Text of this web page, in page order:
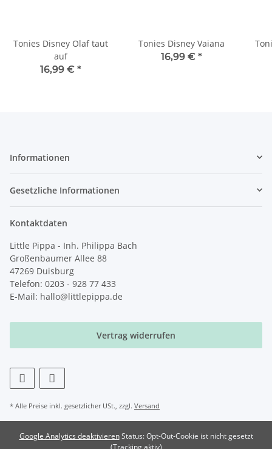
Tonies Disney Olaf taut
auf
16,99 € *
Tonies Disney Vaiana
16,99 € *
Informationen
Gesetzliche Informationen
Kontaktdaten
Little Pippa - Inh. Philippa Bach
Großenbaumer Allee 88
47269 Duisburg
Telefon: 0203 - 928 77 433
E-Mail: hallo@littlepippa.de
Vertrag widerrufen
* Alle Preise inkl. gesetzlicher USt., zzgl. Versand
Google Analytics deaktivieren Status: Opt-Out-Cookie ist nicht gesetzt
(Tracking aktiv)